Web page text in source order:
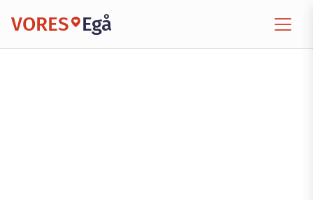
VORES Egå